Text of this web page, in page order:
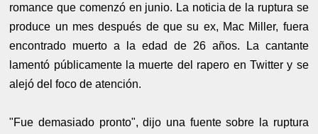
romance que comenzó en junio. La noticia de la ruptura se
produce un mes después de que su ex, Mac Miller, fuera
encontrado muerto a la edad de 26 años. La cantante
lamentó públicamente la muerte del rapero en Twitter y se
alejó del foco de atención.
"Fue demasiado pronto", dijo una fuente sobre la ruptura